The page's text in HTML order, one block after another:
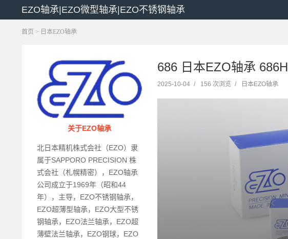
EZO轴承|EZO微型轴承|EZO不锈钢轴承
首页 > 日本EZO轴承
关于EZO轴承
北日本精机株式会社（EZO）隶
属于SAPPORO PRECISION 株
式会社（札幌精密），EZO轴承
公司成立于1969年（昭和44
年），主导，EZO不锈钢轴承，
EZO超薄型轴承，EZO大型不锈
钢轴承，EZO法兰轴承，EZO超
薄壁法兰轴承，EZO钢球，EZO
686 日本EZO轴承
2025-10-04 / 156 次浏览 / 日本EZO轴承